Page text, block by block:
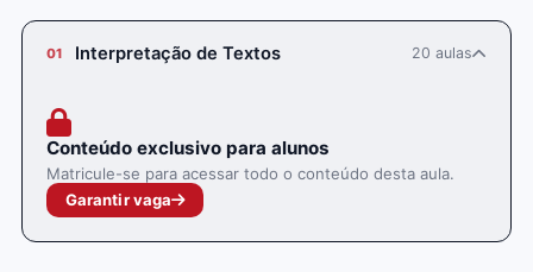
01 Interpretação de Textos 20 aulas
Conteúdo exclusivo para alunos
Matricule-se para acessar todo o conteúdo desta aula.
Garantir vaga